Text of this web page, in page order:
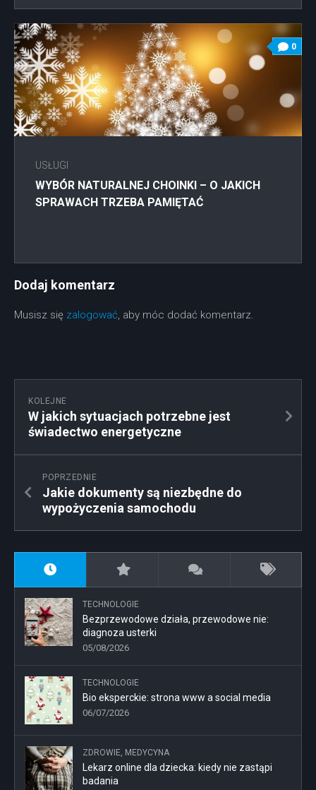
0
USŁUGI
WYBÓR NATURALNEJ CHOINKI – O JAKICH
SPRAWACH TRZEBA PAMIĘTAĆ
Dodaj komentarz
Musisz się zalogować, aby móc dodać komentarz.
KOLEJNE
W jakich sytuacjach potrzebne jest
świadectwo energetyczne
POPRZEDNIE
Jakie dokumenty są niezbędne do
wypożyczenia samochodu
TECHNOLOGIE
Bezprzewodowe działa, przewodowe nie:
diagnoza usterki
05/08/2026
TECHNOLOGIE
Bio eksperckie: strona www a social media
06/07/2026
ZDROWIE, MEDYCYNA
Lekarz online dla dziecka: kiedy nie zastąpi
badania